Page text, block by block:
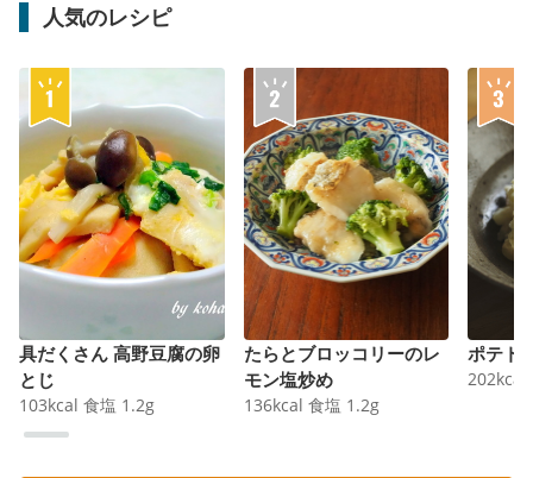
人気のレシピ
具だくさん 高野豆腐の卵
とじ
103kcal 食塩 1.2g
たらとブロッコリーのレ
モン塩炒め
136kcal 食塩 1.2g
ポテト
202kcal